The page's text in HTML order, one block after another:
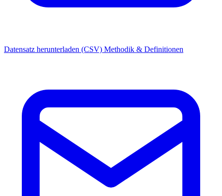
Datensatz herunterladen (CSV) Methodik & Definitionen